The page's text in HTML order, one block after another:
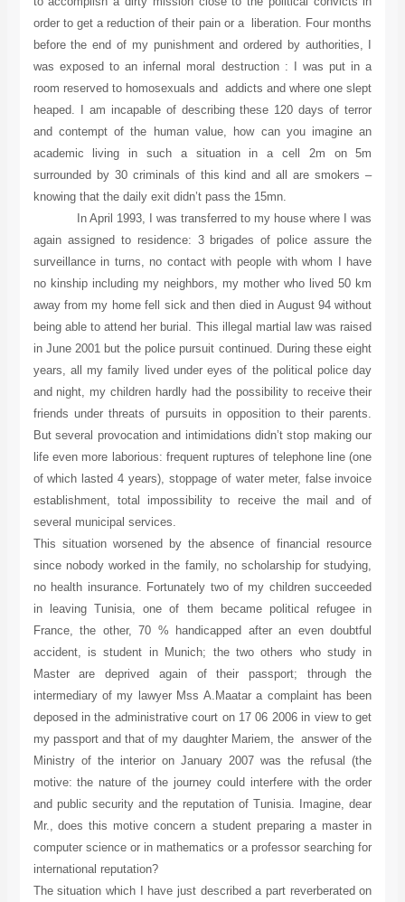
order to get a reduction of their pain or a liberation. Four months
before the end of my punishment and ordered by authorities, I
was exposed to an infernal moral destruction : I was put in a
room reserved to homosexuals and addicts and where one slept
heaped. I am incapable of describing these 120 days of terror
and contempt of the human value, how can you imagine an
academic living in such a situation in a cell 2m on 5m
surrounded by 30 criminals of this kind and all are smokers –
knowing that the daily exit didn’t pass the 15mn.
In April 1993, I was transferred to my house where I was
again assigned to residence: 3 brigades of police assure the
surveillance in turns, no contact with people with whom I have
no kinship including my neighbors, my mother who lived 50 km
away from my home fell sick and then died in August 94 without
being able to attend her burial. This illegal martial law was raised
in June 2001 but the police pursuit continued. During these eight
years, all my family lived under eyes of the political police day
and night, my children hardly had the possibility to receive their
friends under threats of pursuits in opposition to their parents.
But several provocation and intimidations didn’t stop making our
life even more laborious: frequent ruptures of telephone line (one
of which lasted 4 years), stoppage of water meter, false invoice
establishment, total impossibility to receive the mail and of
several municipal services.
This situation worsened by the absence of financial resource
since nobody worked in the family, no scholarship for studying,
no health insurance. Fortunately two of my children succeeded
in leaving Tunisia, one of them became political refugee in
France, the other, 70 % handicapped after an even doubtful
accident, is student in Munich; the two others who study in
Master are deprived again of their passport; through the
intermediary of my lawyer Mss A.Maatar a complaint has been
deposed in the administrative court on 17 06 2006 in view to get
my passport and that of my daughter Mariem, the answer of the
Ministry of the interior on January 2007 was the refusal (the
motive: the nature of the journey could interfere with the order
and public security and the reputation of Tunisia. Imagine, dear
Mr., does this motive concern a student preparing a master in
computer science or in mathematics or a professor searching for
international reputation?
The situation which I have just described a part reverberated on